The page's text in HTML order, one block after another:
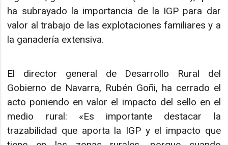
ha subrayado la importancia de la IGP para dar
valor al trabajo de las explotaciones familiares y a
la ganadería extensiva.
El director general de Desarrollo Rural del
Gobierno de Navarra, Rubén Goñi, ha cerrado el
acto poniendo en valor el impacto del sello en el
medio rural: «Es importante destacar la
trazabilidad que aporta la IGP y el impacto que